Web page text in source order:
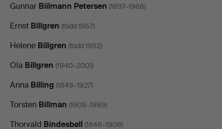
Gunnar Biilmann Petersen (1897–1968)
Ernst Billgren (född 1957)
Helene Billgren (född 1952)
Ola Billgren (1940–2001)
Anna Billing (1849–1927)
Torsten Billman (1909–1989)
Thorvald Bindesbøll (1846–1908)